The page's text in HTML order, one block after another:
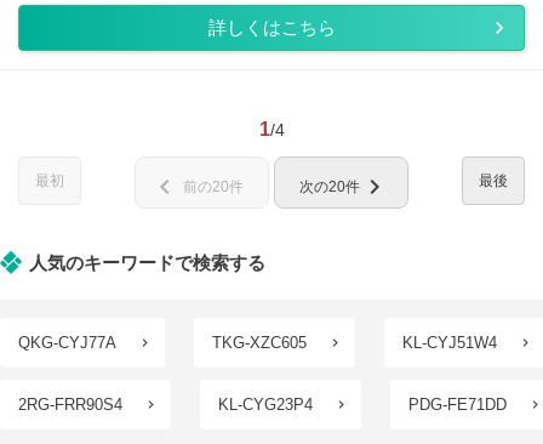
詳しくはこちら
1/4
最初 最後
chevron_left 前の20件 次の20件 chevron_right
人気のキーワードで検索する
QKG-CYJ77A TKG-XZC605 KL-CYJ51W4
2RG-FRR90S4 KL-CYG23P4 PDG-FE71DD